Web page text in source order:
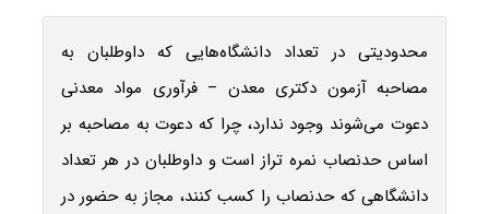
محدودیتی در تعداد دانشگاه‌هایی که داوطلبان به
مصاحبه آزمون دکتری معدن – فرآوری مواد معدنی
دعوت می‌شوند وجود ندارد، چرا که دعوت به مصاحبه بر
اساس حدنصاب نمره تراز است و داوطلبان در هر تعداد
دانشگاهی که حدنصاب را کسب کنند، مجاز به حضور در